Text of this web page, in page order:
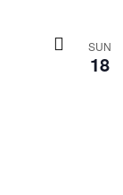
SUN
18